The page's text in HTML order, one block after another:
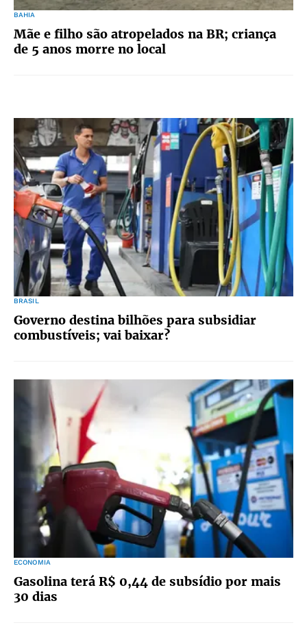
BAHIA
Mãe e filho são atropelados na BR; criança
de 5 anos morre no local
BRASIL
Governo destina bilhões para subsidiar
combustíveis; vai baixar?
ECONOMIA
Gasolina terá R$ 0,44 de subsídio por mais
30 dias